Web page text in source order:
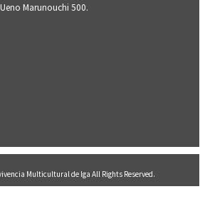
Marunouchi 500.
Multicultural de Iga All Rights Reserved.